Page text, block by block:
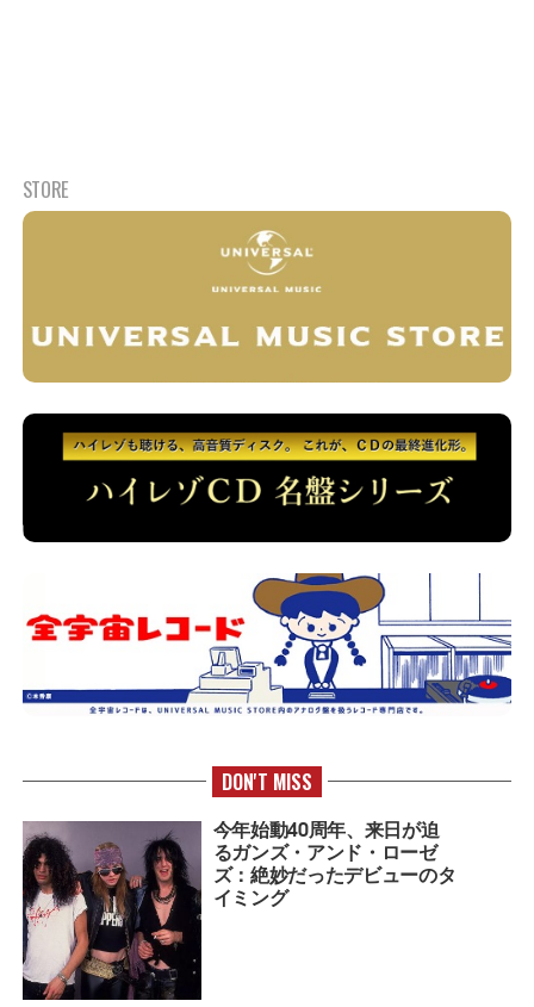
STORE
DON'T MISS
今年始動40周年、来日が迫
るガンズ・アンド・ローゼ
ズ：絶妙だったデビューのタ
イミング